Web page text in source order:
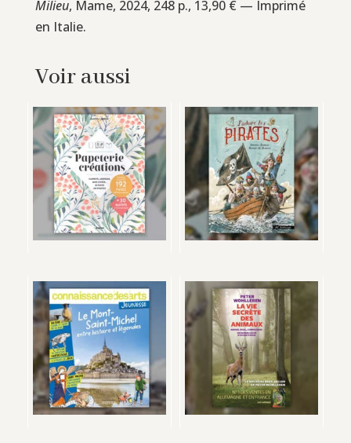
Milieu, Mame, 2024, 248 p., 13,90 € — Imprimé
en Italie.
Voir aussi